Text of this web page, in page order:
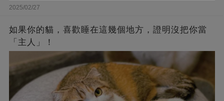
2025/02/27
如果你的貓，喜歡睡在這幾個地方，證明沒把你當
「主人」！